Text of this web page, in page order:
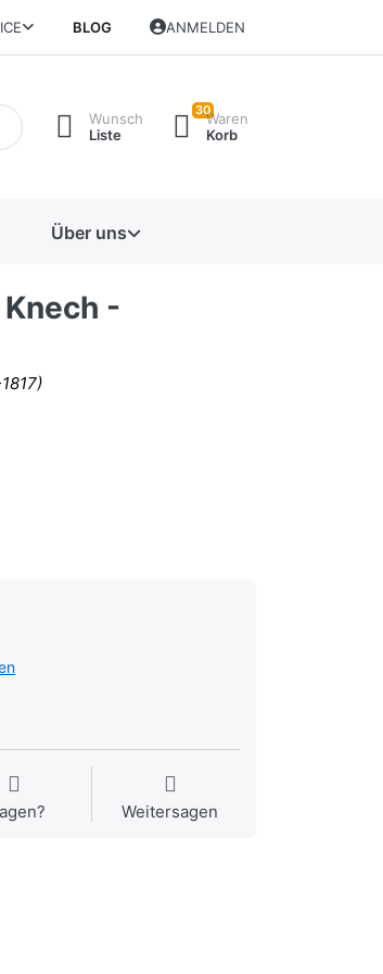
BLOG ANMELDEN
Wunsch
Liste
30Waren
Korb
Über uns
-
Weitersagen